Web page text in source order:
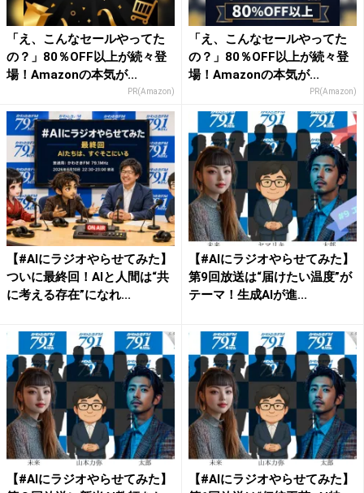
「え、こんなセールやってた
の？」80％OFF以上が続々登
場！Amazonの本気が...
PR(Amazon)
「え、こんなセールやってた
の？」80％OFF以上が続々登
場！Amazonの本気が...
PR(Amazon)
【#AIにラジオやらせてみた】
ついに最終回！AIと人間は“共
に考える存在”になれ...
【#AIにラジオやらせてみた】
第9回放送は“届けたい温度”が
テーマ！生成AIが進...
【#AIにラジオやらせてみた】
【#AIにラジオやらせてみた】